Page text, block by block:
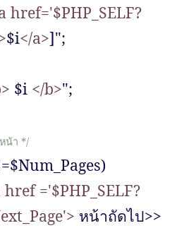
href='$PHP_SELF?
$i</a>]";
$i </b>";
น้า */
href ='$PHP_SELF?
หน้าถัดไป>>